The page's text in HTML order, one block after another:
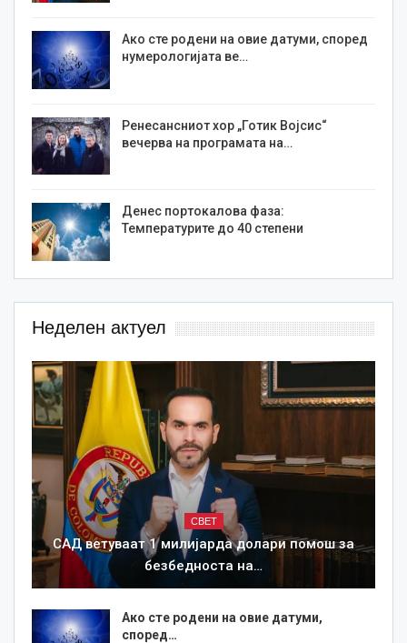
Ако сте родени на овие датуми, според
нумерологијата ве…
Ренесансниот хор „Готик Војсис“
вечерва на програмата на…
Денес портокалова фаза:
Температурите до 40 степени
Неделен актуел
СВЕТ
САД ветуваат 1 милијарда долари помош за
безбедноста на…
Ако сте родени на овие датуми,
според…